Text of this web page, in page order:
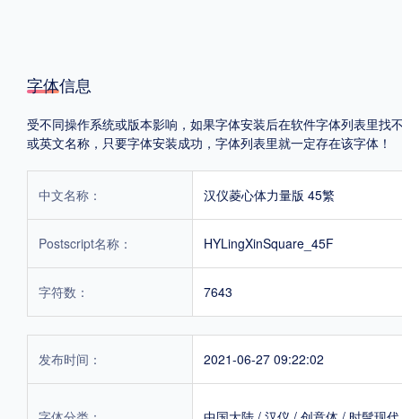
字体信息
受不同操作系统或版本影响，如果字体安装后在软件字体列表里
或英文名称，只要字体安装成功，字体列表里就一定存在该字体！
中文名称： 汉仪菱心体力量版 45繁
Postscript名称： HYLingXinSquare_45F
字符数： 7643
发布时间： 2021-06-27 09:22:02